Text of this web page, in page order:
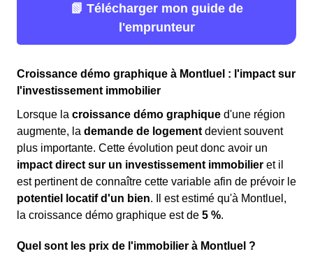
📗 Télécharger mon guide de
l'emprunteur
Croissance démo graphique à Montluel : l'impact sur
l'investissement immobilier
Lorsque la croissance démo graphique d'une région
augmente, la demande de logement devient souvent
plus importante. Cette évolution peut donc avoir un
impact direct sur un investissement immobilier et il
est pertinent de connaître cette variable afin de prévoir le
potentiel locatif d'un bien. Il est estimé qu'à Montluel,
la croissance démo graphique est de 5 %.
Quel sont les prix de l'immobilier à Montluel ?